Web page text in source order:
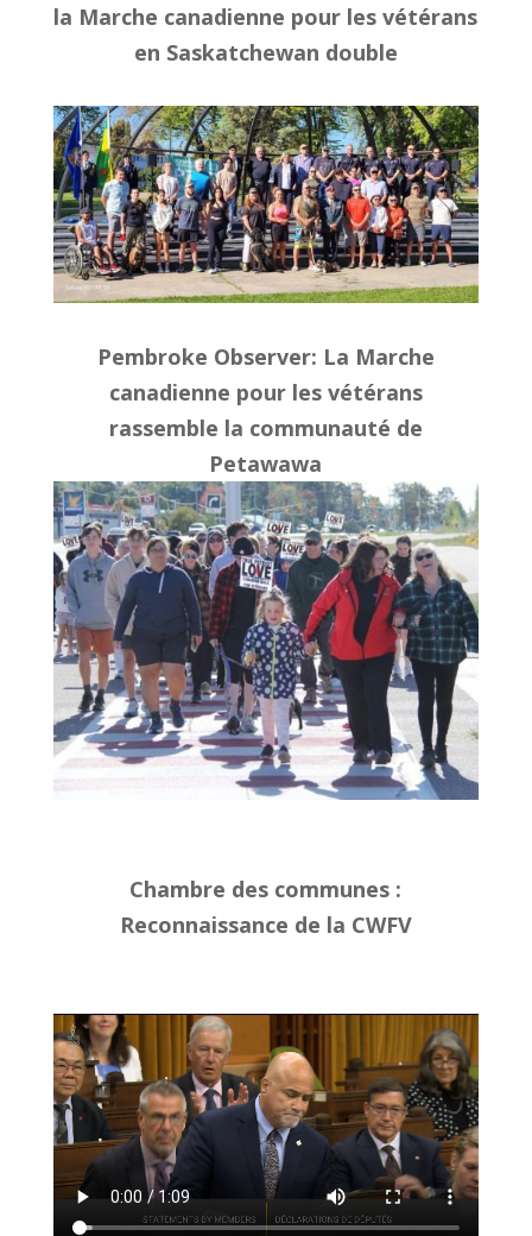
la Marche canadienne pour les vétérans
en Saskatchewan double
Pembroke Observer: La Marche
canadienne pour les vétérans
rassemble la communauté de
Petawawa
Chambre des communes :
Reconnaissance de la CWFV